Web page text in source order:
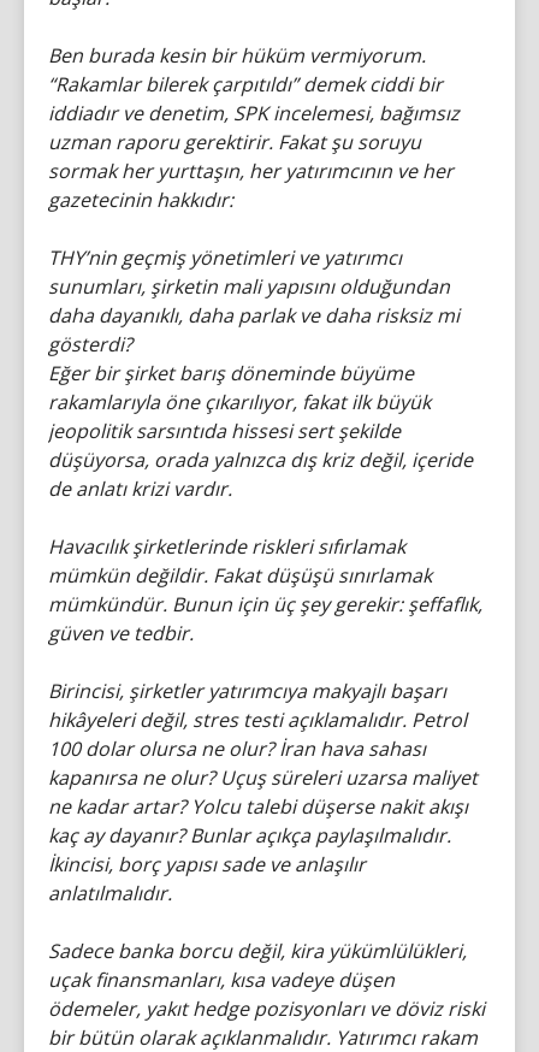
Ben burada kesin bir hüküm vermiyorum.
“Rakamlar bilerek çarpıtıldı” demek ciddi bir
iddiadır ve denetim, SPK incelemesi, bağımsız
uzman raporu gerektirir. Fakat şu soruyu
sormak her yurttaşın, her yatırımcının ve her
gazetecinin hakkıdır:
THY’nin geçmiş yönetimleri ve yatırımcı
sunumları, şirketin mali yapısını olduğundan
daha dayanıklı, daha parlak ve daha risksiz mi
gösterdi?
Eğer bir şirket barış döneminde büyüme
rakamlarıyla öne çıkarılıyor, fakat ilk büyük
jeopolitik sarsıntıda hissesi sert şekilde
düşüyorsa, orada yalnızca dış kriz değil, içeride
de anlatı krizi vardır.
Havacılık şirketlerinde riskleri sıfırlamak
mümkün değildir. Fakat düşüşü sınırlamak
mümkündür. Bunun için üç şey gerekir: şeffaflık,
güven ve tedbir.
Birincisi, şirketler yatırımcıya makyajlı başarı
hikâyeleri değil, stres testi açıklamalıdır. Petrol
100 dolar olursa ne olur? İran hava sahası
kapanırsa ne olur? Uçuş süreleri uzarsa maliyet
ne kadar artar? Yolcu talebi düşerse nakit akışı
kaç ay dayanır? Bunlar açıkça paylaşılmalıdır.
İkincisi, borç yapısı sade ve anlaşılır
anlatılmalıdır.
Sadece banka borcu değil, kira yükümlülükleri,
uçak finansmanları, kısa vadeye düşen
ödemeler, yakıt hedge pozisyonları ve döviz riski
bir bütün olarak açıklanmalıdır. Yatırımcı rakam